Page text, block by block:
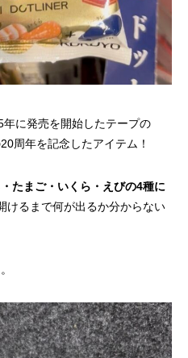
に発売を開始したテープの
周年を記念したアイテム！
・たまご・いくら・えびの4種に
けるまで何が出るか分からない